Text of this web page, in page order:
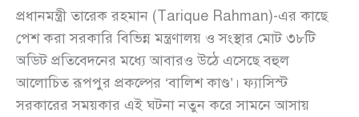
প্রধানমন্ত্রী তারেক রহমান (Tarique Rahman)-এর কাছে
পেশ করা সরকারি বিভিন্ন মন্ত্রণালয় ও সংস্থার মোট ৩৮টি
অডিট প্রতিবেদনের মধ্যে আবারও উঠে এসেছে বহুল
আলোচিত রূপপুর প্রকল্পের ‘বালিশ কাণ্ড’। ফ্যাসিস্ট
সরকারের সময়কার এই ঘটনা নতুন করে সামনে আসায়